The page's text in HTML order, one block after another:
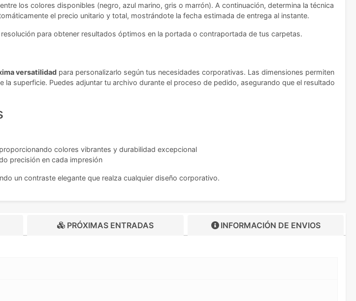
los colores disponibles (negro, azul marino, gris o marrón). A continuación, determina la técnica
el precio unitario y total, mostrándote la fecha estimada de entrega al instante.
para obtener resultados óptimos en la portada o contraportada de tus carpetas.
versatilidad para personalizarlo según tus necesidades corporativas. Las dimensiones permiten
superficie. Puedes adjuntar tu archivo durante el proceso de pedido, asegurando que el resultado
colores vibrantes y durabilidad excepcional
precisión en cada impresión
un contraste elegante que realza cualquier diseño corporativo.
PRÓXIMAS ENTRADAS INFORMACIÓN DE ENVIOS